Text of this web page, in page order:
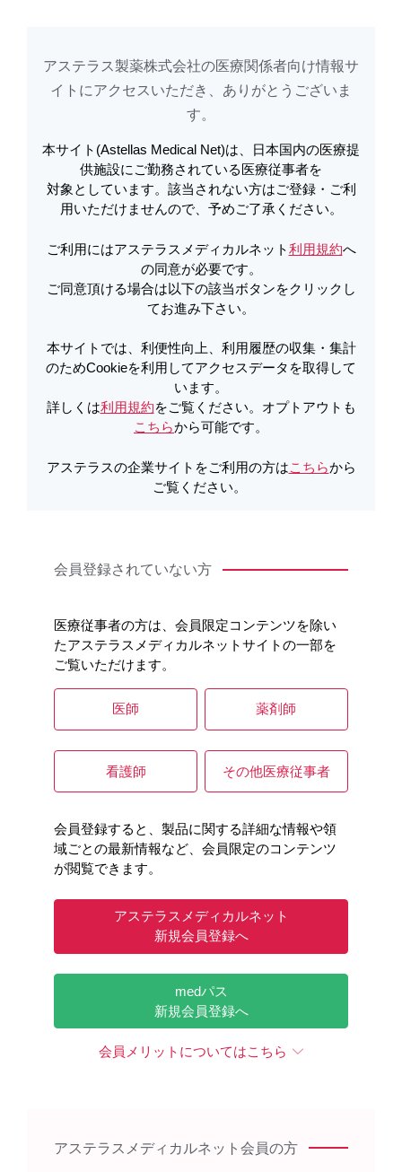
アステラスメディカルネットでは、利便性向上、利用履歴の収集・集計のた
Cookieを利用してアクセスデータを取得しています。詳しくは 利用規約
メールで共有
脳血管障害〈効能共通〉
概要
Key point
グラセプターの電子化された添付文書には、
「1. 警告」に脳梗塞の記載があります。致死
十分に措置できる医療施設及び本剤について
の十分な知識と経験を有する医師が使用して
グラセプターの電子化された添付文書には、
「11.1 重大な副作用」に脳血管障害の記載が
あります。観察を十分に行い、異常が認めら
を行ってください。脳梗塞、脳出血等の脳血
管障害があらわれることがあるので、このよ
うな症状があらわれた場合には、神経学的検
電子化された添付文書記載内容（抜粋）
1. 警告
アステラス製薬株式会社の医療関係者向け情報サ
イトに​アクセスいただき、ありがとうございま
す。​
本サイト(Astellas Medical Net)は、日本国内の医療提
供施設にご勤務されている医療従事者を
対象としています。該当されない方はご登録・ご利
用いただけませんので、予めご了承ください。
ご利用にはアステラスメディカルネット利用規約へ
の同意が必要です。
ご同意頂ける場合は以下の該当ボタンをクリックし
てお進み下さい。
本サイトでは、利便性向上、利用履歴の収集・集計
のためCookieを利用してアクセスデータを取得して
います。
詳しくは利用規約をご覧ください。オプトアウトも
こちらから可能です。
アステラスの企業サイトをご利用の方はこちらから
ご覧ください。
会員登録されていない方
医療従事者の方は、会員限定コンテンツを除い
たアステラスメディカルネットサイトの一部を
ご覧いただけます。
医師 薬剤師
看護師 その他医療従事者
会員登録すると、製品に関する詳細な情報や領
域ごとの最新情報など、会員限定のコンテンツ
が閲覧できます。
アステラスメディカルネット
新規会員登録へ
medパス
新規会員登録へ
会員メリットについてはこちら
アステラスメディカルネット会員の方